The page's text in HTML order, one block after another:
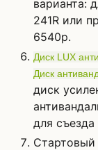
варианта:
241R или
6540р.
Диск LUX
Диск
диск
для